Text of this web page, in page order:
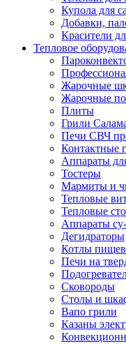
Купола для
Добавки,
Красители
Тепловое
Жарочные
Жарочные
Плиты
Грили
Печи СВЧ
Контактные
Аппараты
Тостеры
Мармиты и
Тепловые
Тепловые
Аппараты
Дегидраторы
Котлы
Печи на
Сковороды
Столы и
Вапо грили
Казаны